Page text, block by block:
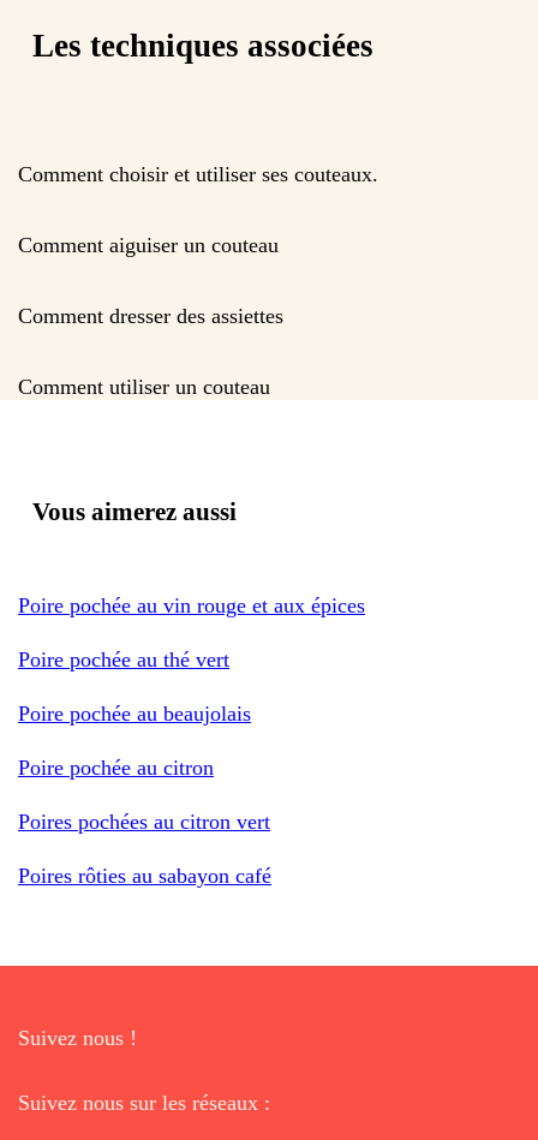
Les techniques associées
Comment choisir et utiliser ses couteaux.
Comment aiguiser un couteau
Comment dresser des assiettes
Comment utiliser un couteau
Vous aimerez aussi
Poire pochée au vin rouge et aux épices
Poire pochée au thé vert
Poire pochée au beaujolais
Poire pochée au citron
Poires pochées au citron vert
Poires rôties au sabayon café
Suivez nous !
Suivez nous sur les réseaux :